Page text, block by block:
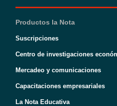
Productos la Nota
Suscripciones
Centro de investigaciones
Mercadeo y comunicaciones
Capacitaciones empresariales
La Nota Educativa